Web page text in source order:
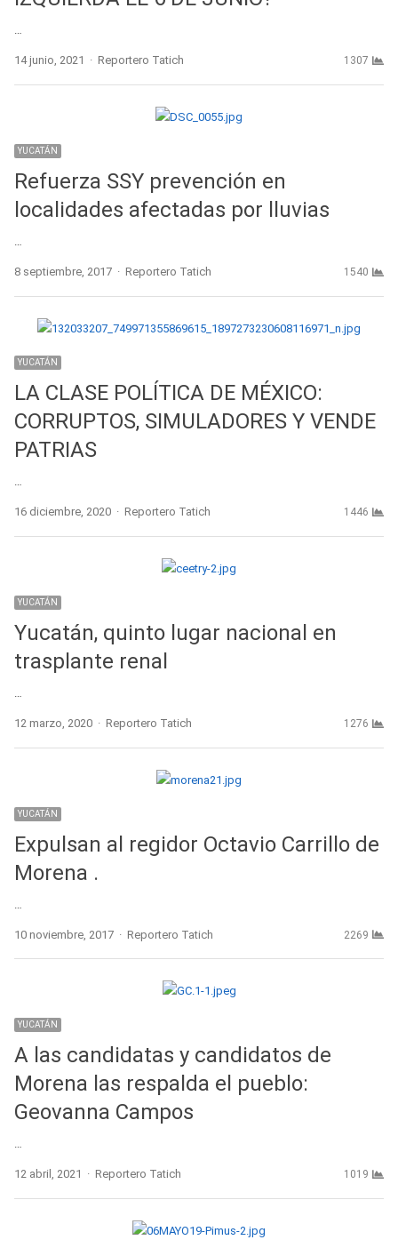
…
14 junio, 2021 Author
Reportero Tatich 1307
YUCATÁN
Refuerza SSY prevención en
localidades afectadas por lluvias
…
8 septiembre, 2017 Author
Reportero Tatich 1540
YUCATÁN
LA CLASE POLÍTICA DE MÉXICO:
CORRUPTOS, SIMULADORES Y VENDE
PATRIAS
16 diciembre, 2020 Author
Reportero Tatich 1446
YUCATÁN
Yucatán, quinto lugar nacional en
trasplante renal
12 marzo, 2020 Author
Reportero Tatich 1276
YUCATÁN
Expulsan al regidor Octavio Carrillo de
Morena .
10 noviembre, 2017 Author
Reportero Tatich 2269
YUCATÁN
A las candidatas y candidatos de
Morena las respalda el pueblo:
Geovanna Campos
…
12 abril, 2021 Author
Reportero Tatich 1019